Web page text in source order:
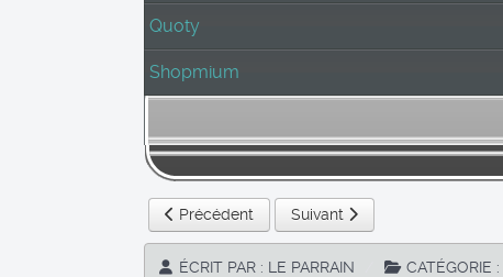
Quoty
Shopmium
Article précédent : Pollpay
Précédent Article suivant : Shopmium
Suivant
ÉCRIT PAR : LE PARRAIN CATÉGORIE :